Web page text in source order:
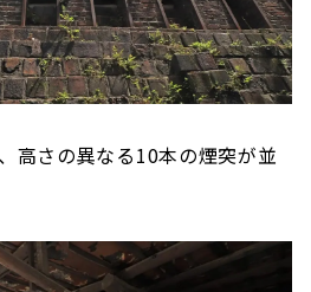
高さの異なる10本の煙突が並